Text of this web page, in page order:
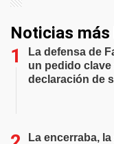
Noticias más
La defensa de
un pedido
declaración de
La encerraba,